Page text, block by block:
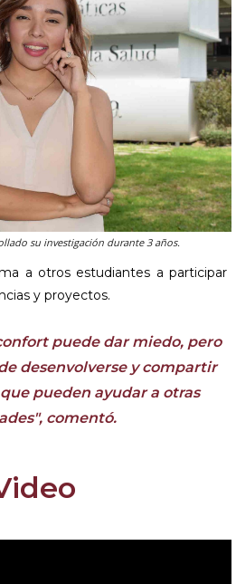
su investigación durante 3 años.
a otros estudiantes a participar
y proyectos.
puede dar miedo, pero
desenvolverse y compartir
pueden ayudar a otras
comentó.